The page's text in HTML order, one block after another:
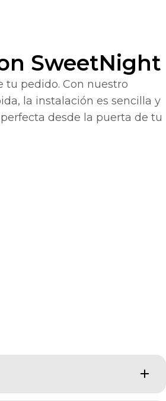
SweetNight
pedido. Con nuestro
la instalación es sencilla y
desde la puerta de tu